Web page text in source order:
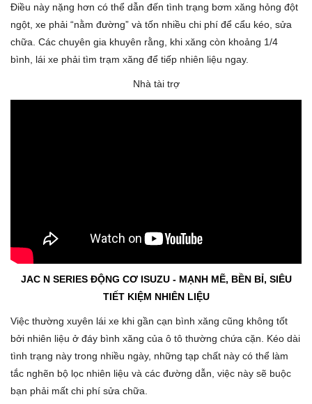
Điều này nặng hơn có thể dẫn đến tình trạng bơm xăng hỏng đột
ngột, xe phải “nằm đường” và tốn nhiều chi phí để cẩu kéo, sửa
chữa. Các chuyên gia khuyên rằng, khi xăng còn khoảng 1/4
bình, lái xe phải tìm trạm xăng để tiếp nhiên liệu ngay.
Nhà tài trợ
JAC N SERIES ĐỘNG CƠ ISUZU- MẠNH MẼ, BỀN BỈ, SIÊU
TIẾT KIỆM NHIÊN LIỆU
Việc thường xuyên lái xe khi gần cạn bình xăng cũng không tốt
bởi nhiên liệu ở đáy bình xăng của ô tô thường chứa cặn. Kéo dài
tình trạng này trong nhiều ngày, những tạp chất này có thể làm
tắc nghẽn bộ lọc nhiên liệu và các đường dẫn, việc này sẽ buộc
bạn phải mất chi phí sửa chữa.